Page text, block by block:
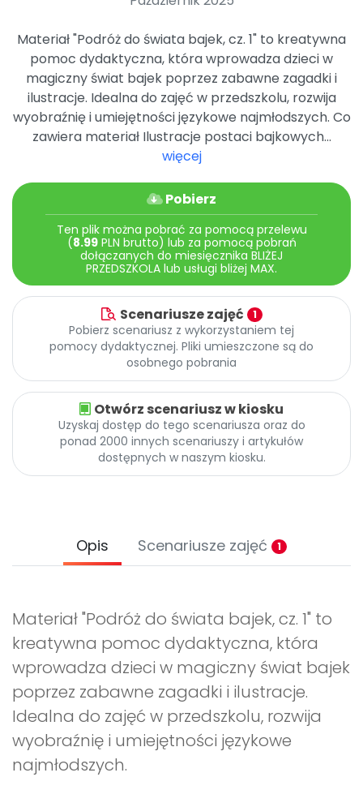
Archiwalne numery
Pomoc
Materiał "Podróż do świata bajek, cz. 1" to kreatywna
pomoc dydaktyczna, która wprowadza dzieci w
magiczny świat bajek poprzez zabawne zagadki i
ilustracje. Idealna do zajęć w przedszkolu, rozwija
wyobraźnię i umiejętności językowe najmłodszych. Co
zawiera materiał Ilustracje postaci bajkowych...
więcej
Pobierz
Ten plik można pobrać za pomocą przelewu
(8.99PLN brutto) lub za pomocą pobrań
dołączanych do miesięcznika BLIŻEJ
PRZEDSZKOLA lub usługi bliżej MAX.
Scenariusze zajęć 1
Pobierz scenariusz z wykorzystaniem tej
pomocy dydaktycznej. Pliki umieszczone są do
osobnego pobrania
Otwórz scenariusz w kiosku
Uzyskaj dostęp do tego scenariusza oraz do
ponad 2000 innych scenariuszy i artykułów
dostępnych w naszym kiosku.
Opis Scenariusze zajęć 1
Materiał "Podróż do świata bajek, cz. 1" to
kreatywna pomoc dydaktyczna, która
wprowadza dzieci w magiczny świat bajek
poprzez zabawne zagadki i ilustracje.
Idealna do zajęć w przedszkolu, rozwija
wyobraźnię i umiejętności językowe
najmłodszych.